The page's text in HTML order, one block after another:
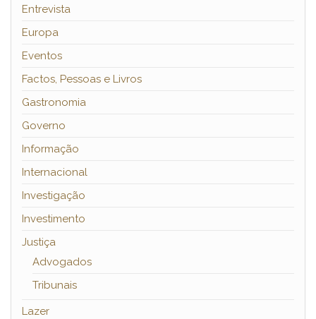
Entrevista
Europa
Eventos
Factos, Pessoas e Livros
Gastronomia
Governo
Informação
Internacional
Investigação
Investimento
Justiça
Advogados
Tribunais
Lazer